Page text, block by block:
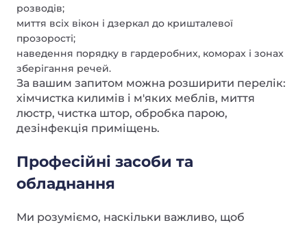
розводів;
миття всіх вікон і дзеркал до кришталевої
прозорості;
наведення порядку в гардеробних, коморах і зонах
зберігання речей.
За вашим запитом можна розширити перелік:
хімчистка килимів і м'яких меблів, миття
люстр, чистка штор, обробка парою,
дезінфекція приміщень.
Професійні засоби та
обладнання
Ми розуміємо, наскільки важливо, щоб